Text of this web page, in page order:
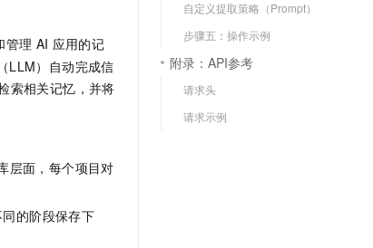
管理 AI 应用的记
LLM）自动完成信
索相关记忆，并将
层面，每个项目对
的阶段保存下
自定义提取策略（Prompt）
步骤五：操作示例
附录：API参考
请求头
请求示例
程平台
千问办公 NEW
一站式AI生产力平台
，让客服更高效、服务更出色。
AI 用量加速计划
新老同享，达量后返
主机安全
AI 应用及服务市场